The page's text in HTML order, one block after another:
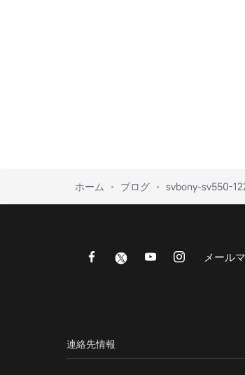
ホーム ブログ svbony-sv550-
メール
連絡先情報